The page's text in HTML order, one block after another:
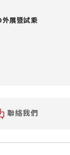
展暨試乘
聯絡我們